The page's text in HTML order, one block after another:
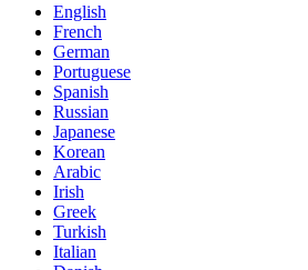
English
French
German
Portuguese
Spanish
Russian
Japanese
Korean
Arabic
Irish
Greek
Turkish
Italian